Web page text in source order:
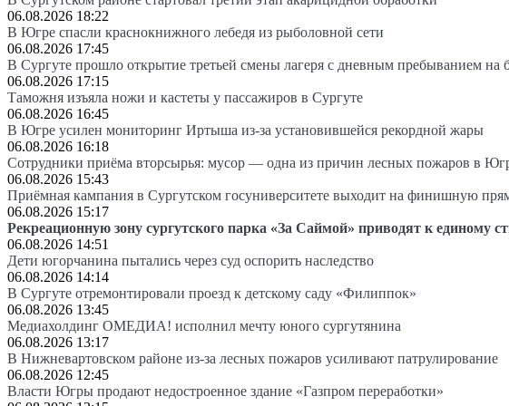
06.08.2026 18:22
В Югре спасли краснокнижного лебедя из рыболовной сети
06.08.2026 17:45
В Сургуте прошло открытие третьей смены лагеря с дневным пребыванием
06.08.2026 17:15
Таможня изъяла ножи и кастеты у пассажиров в Сургуте
06.08.2026 16:45
В Югре усилен мониторинг Иртыша из-за установившейся рекордной жары
06.08.2026 16:18
Сотрудники приёма вторсырья: мусор — одна из причин лесных пожаров в
06.08.2026 15:43
Приёмная кампания в Сургутском госуниверситете выходит на финишную
06.08.2026 15:17
Рекреационную зону сургутского парка «За Саймой» приводят к единому
06.08.2026 14:51
Дети югорчанина пытались через суд оспорить наследство
06.08.2026 14:14
В Сургуте отремонтировали проезд к детскому саду «Филиппок»
06.08.2026 13:45
Медиахолдинг ОМЕДИА! исполнил мечту юного сургутянина
06.08.2026 13:17
В Нижневартовском районе из-за лесных пожаров усиливают патрулирование
06.08.2026 12:45
Власти Югры продают недостроенное здание «Газпром переработки»